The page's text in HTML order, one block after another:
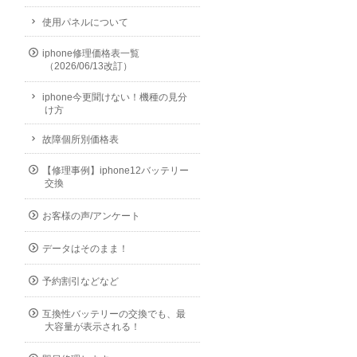
使用パネルについて
iphone修理価格表一覧
（2026/06/13改訂）
iphone今更聞けない！機種の見分
け方
故障個所別価格表
【修理事例】iphone12バッテリー
交換
お客様の声/アンケート
データはそのまま！
予約割引などなど
互換性バッテリーの交換でも、最
大容量が表示される！